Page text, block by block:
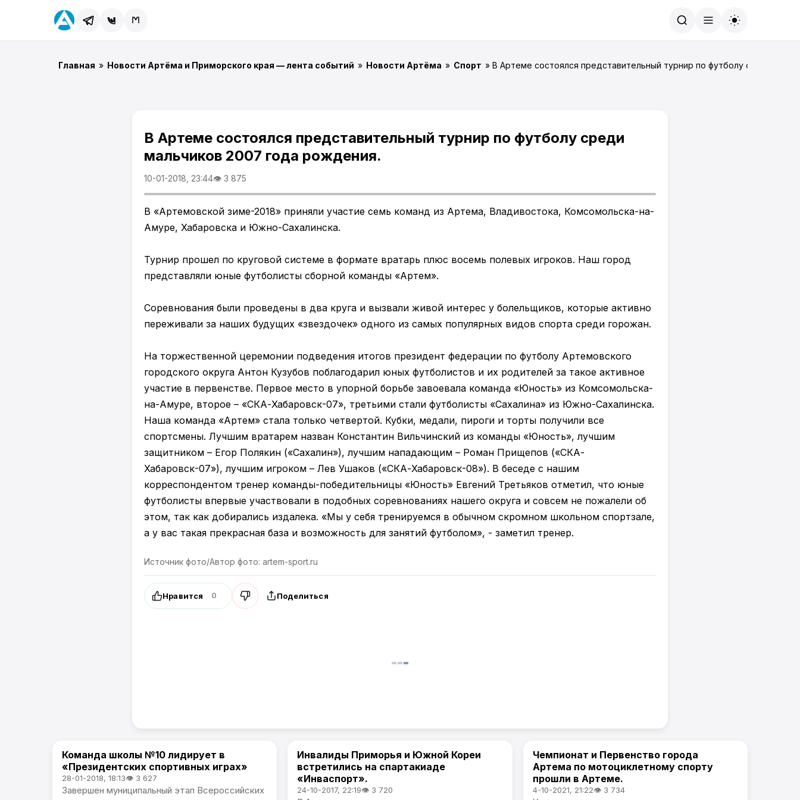
Главная » Новости Артёма и Приморского края — лента событий » Новости Артёма » Спорт » В Артеме состоялся представительный турнир по футболу среди
В Артеме состоялся представительный турнир по футболу среди
мальчиков 2007 года рождения.
10-01-2018, 23:44👁 3 875
В «Артемовской зиме-2018» приняли участие семь команд из Артема, Владивостока, Комсомольска-на-
Амуре, Хабаровска и Южно-Сахалинска.
Турнир прошел по круговой системе в формате вратарь плюс восемь полевых игроков. Наш город
представляли юные футболисты сборной команды «Артем».
Соревнования были проведены в два круга и вызвали живой интерес у болельщиков, которые активно
переживали за наших будущих «звездочек» одного из самых популярных видов спорта среди горожан.
На торжественной церемонии подведения итогов президент федерации по футболу Артемовского
городского округа Антон Кузубов поблагодарил юных футболистов и их родителей за такое активное
участие в первенстве. Первое место в упорной борьбе завоевала команда «Юность» из Комсомольска-
на-Амуре, второе – «СКА-Хабаровск-07», третьими стали футболисты «Сахалина» из Южно-Сахалинска.
Наша команда «Артем» стала только четвертой. Кубки, медали, пироги и торты получили все
спортсмены. Лучшим вратарем назван Константин Вильчинский из команды «Юность», лучшим
защитником – Егор Полякин («Сахалин»), лучшим нападающим – Роман Прищепов («СКА-
Хабаровск-07»), лучшим игроком – Лев Ушаков («СКА-Хабаровск-08»). В беседе с нашим
корреспондентом тренер команды-победительницы «Юность» Евгений Третьяков отметил, что юные
футболисты впервые участвовали в подобных соревнованиях нашего округа и совсем не пожалели об
этом, так как добирались издалека. «Мы у себя тренируемся в обычном скромном школьном спортзале,
а у вас такая прекрасная база и возможность для занятий футболом», - заметил тренер.
Источник фото/Автор фото: artem-sport.ru
Нравится 0 Поделиться
Спорт
Команда школы №10 лидирует в
«Президентских спортивных играх»
28-01-2018, 18:13👁 3 627
Завершен муниципальный этап Всероссийских
Спорт
Инвалиды Приморья и Южной Кореи
встретились на спартакиаде
«Инваспорт».
24-10-2017, 22:19👁 3 720
Спорт
Чемпионат и Первенство города
Артема по мотоциклетному спорту
прошли в Артеме.
4-10-2021, 21:22👁 3 734